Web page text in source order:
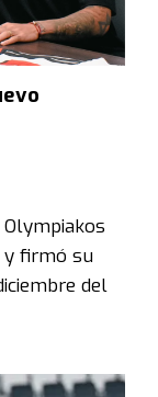
y firmó su
del